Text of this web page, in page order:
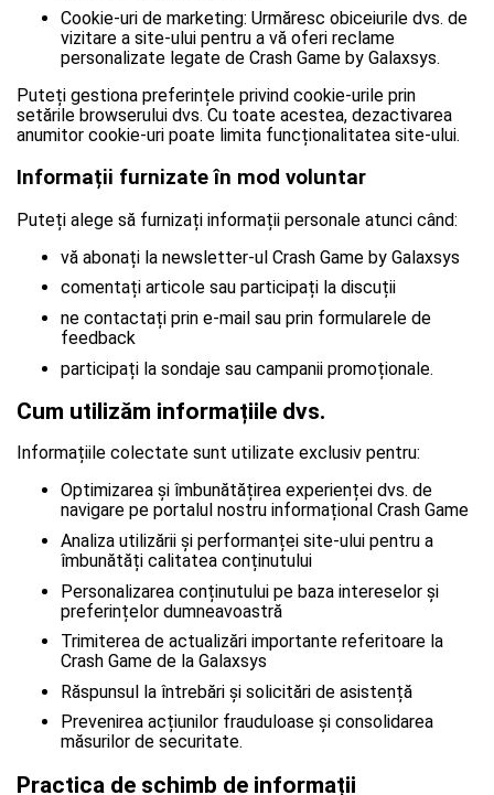
Cookie-uri de marketing: Urmăresc obiceiurile dvs. de
vizitare a site-ului pentru a vă oferi reclame
personalizate legate de Crash Game by Galaxsys.
Puteți gestiona preferințele privind cookie-urile prin
setările browserului dvs. Cu toate acestea, dezactivarea
anumitor cookie-uri poate limita funcționalitatea site-ului.
Informații furnizate în mod voluntar
Puteți alege să furnizați informații personale atunci când:
vă abonați la newsletter-ul Crash Game by Galaxsys
comentați articole sau participați la discuții
ne contactați prin e-mail sau prin formularele de
feedback
participați la sondaje sau campanii promoționale.
Cum utilizăm informațiile dvs.
Informațiile colectate sunt utilizate exclusiv pentru:
Optimizarea și îmbunătățirea experienței dvs. de
navigare pe portalul nostru informațional Crash Game
Analiza utilizării și performanței site-ului pentru a
îmbunătăți calitatea conținutului
Personalizarea conținutului pe baza intereselor și
preferințelor dumneavoastră
Trimiterea de actualizări importante referitoare la
Crash Game de la Galaxsys
Răspunsul la întrebări și solicitări de asistență
Prevenirea acțiunilor frauduloase și consolidarea
măsurilor de securitate.
Practica de schimb de informații